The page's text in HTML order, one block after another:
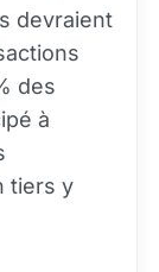
devraient
des
à
tiers y